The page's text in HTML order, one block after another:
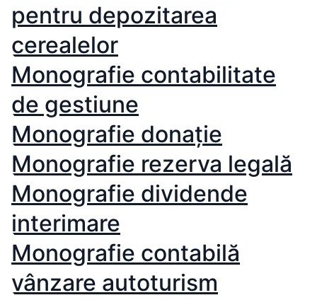
pentru depozitarea
cerealelor
Monografie contabilitate
de gestiune
Monografie donație
Monografie rezerva legală
Monografie dividende
interimare
Monografie contabilă
vânzare autoturism